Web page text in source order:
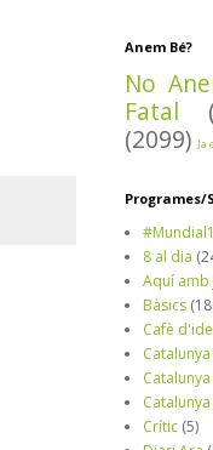
Anem Bé?
No
Fatal
(2099) Ja
Programes/
8 al dia
Aquí amb
Bàsics
Cafè
Crític (5)